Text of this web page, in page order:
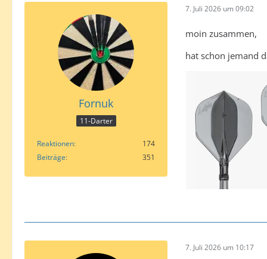
Fornuk
11-Darter
Reaktionen
174
Beiträge
351
7. Juli 2026 um 09:02
moin zusammen,
hat schon jemand
7. Juli 2026 um 10:17